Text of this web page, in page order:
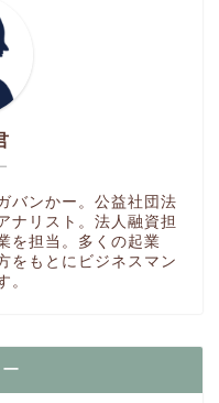
バンかー。公益社団法
ナリスト。法人融資担
を担当。多くの起業
をもとにビジネスマン
。